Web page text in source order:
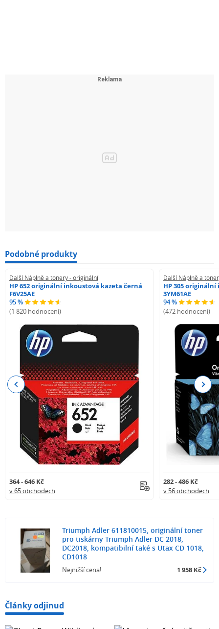
Podobné produkty
Další Náplně a tonery - originální
HP 652 originální inkoustová kazeta černá
F6V25AE
95 %
(1 820 hodnocení)
364 - 646 Kč
v 65 obchodech
Další Náplně a
HP 305
3YM61AE
94 %
(472 hodnocení)
282 - 486 Kč
v 56 obchodech
Previous Next
Triumph Adler 611810015, originální toner
pro tiskárny Triumph Adler DC 2018,
DC2018, kompatibilní také s Utax CD 1018,
CD1018
Nejnižší cena! 1 958 Kč
Články odjinud